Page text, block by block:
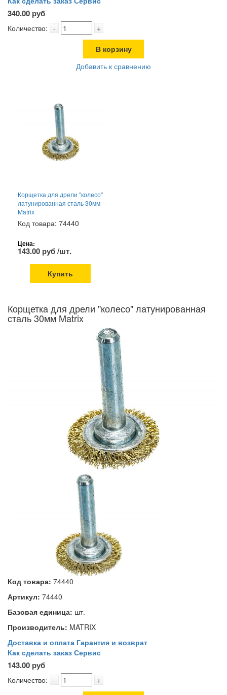
340.00 руб
Количество: - +
В корзину
Добавить к сравнению
Корщетка для дрели "колесо"
латунированная сталь 30мм
Matrix
Код товара: 74440
Цена:
143.00 руб /шт.
Купить
Корщетка для дрели "колесо" латунированная
сталь 30мм Matrix
Код товара: 74440
Артикул: 74440
Базовая единица: шт.
Производитель: MATRIX
Доставка и оплата Гарантия и возврат
Как сделать заказ Сервис
143.00 руб
Количество: - +